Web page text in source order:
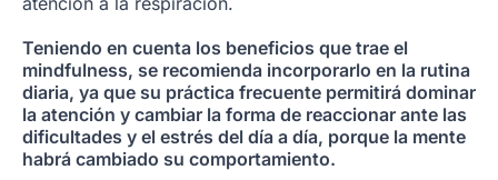
Teniendo en cuenta los beneficios que trae el
mindfulness, se recomienda incorporarlo en la rutina
diaria, ya que su práctica frecuente permitirá dominar
la atención y cambiar la forma de reaccionar ante las
dificultades y el estrés del día a día, porque la mente
habrá cambiado su comportamiento.